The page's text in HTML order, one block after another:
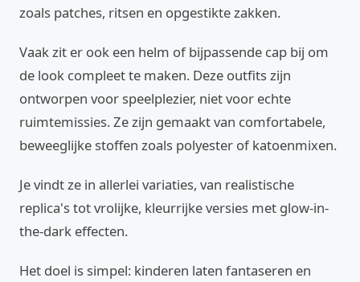
zoals patches, ritsen en opgestikte zakken.
Vaak zit er ook een helm of bijpassende cap bij om
de look compleet te maken. Deze outfits zijn
ontworpen voor speelplezier, niet voor echte
ruimtemissies. Ze zijn gemaakt van comfortabele,
beweeglijke stoffen zoals polyester of katoenmixen.
Je vindt ze in allerlei variaties, van realistische
replica's tot vrolijke, kleurrijke versies met glow-in-
the-dark effecten.
Het doel is simpel: kinderen laten fantaseren en